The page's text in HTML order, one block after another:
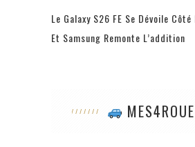
Le Galaxy S26 FE Se Dévoile
Et Samsung Remonte L’addition